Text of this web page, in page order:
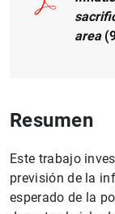
area
Resumen
Este trabajo
previsión de la
esperado de la